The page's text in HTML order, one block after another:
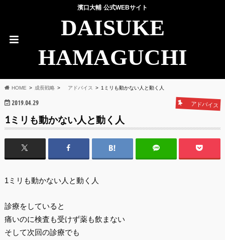
濱口大輔 公式WEBサイト
DAISUKE
HAMAGUCHI
HOME 成長戦略 アドバイス 1ミリも動かない人と動く人
2019.04.29 アドバイス
1ミリも動かない人と動く人
1ミリも動かない人と動く人
診療をしていると
痛いのに検査も受けず薬も飲まない
そして次回の診療でも